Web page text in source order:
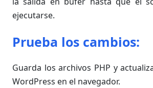
ejecutarse.
Prueba los cambios:
Guarda los archivos PHP y
WordPress en el navegador.